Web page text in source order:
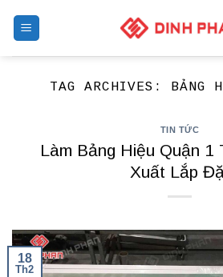
TAG ARCHIVES: BẢNG
TIN TỨC
Làm Bảng Hiệu Quận 1
Xuất Lắp
18
Th2